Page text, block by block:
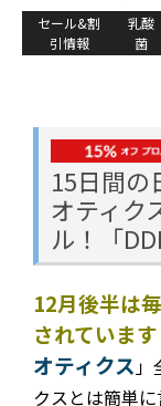
セール&割
引情報
乳酸
菌
15日間の
オティク
ル！「
12月後半は
されています
オティクス
クスとは簡単